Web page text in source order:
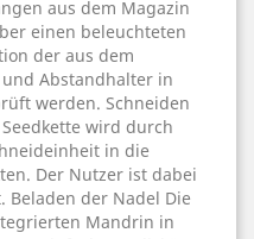
aus dem Magazin
einen beleuchteten
der aus dem
Abstandhalter in
werden. Schneiden
wird durch
in die
Der Nutzer ist dabei
Beladen der Nadel Die
Mandrin in